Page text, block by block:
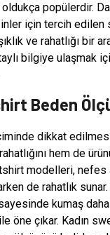
popülerdir.
için tercih
ve rahatlığı bir
bilgiye ulaşmak
Beden
dikkat
hem de
modelleri, nefes
de rahatlık
kumaş
öne çıkar. Kadın